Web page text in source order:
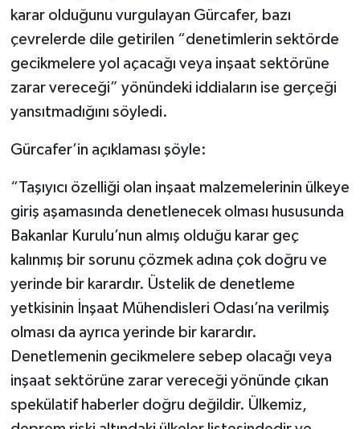
karar olduğunu vurgulayan Gürcafer, bazı
çevrelerde dile getirilen “denetimlerin sektörde
gecikmelere yol açacağı veya inşaat sektörüne
zarar vereceği” yönündeki iddiaların ise gerçeği
yansıtmadığını söyledi.
Gürcafer’in açıklaması şöyle:
“Taşıyıcı özelliği olan inşaat malzemelerinin ülkeye
giriş aşamasında denetlenecek olması hususunda
Bakanlar Kurulu’nun almış olduğu karar geç
kalınmış bir sorunu çözmek adına çok doğru ve
yerinde bir karardır. Üstelik de denetleme
yetkisinin İnşaat Mühendisleri Odası’na verilmiş
olması da ayrıca yerinde bir karardır.
Denetlemenin gecikmelere sebep olacağı veya
inşaat sektörüne zarar vereceği yönünde çıkan
spekülatif haberler doğru değildir. Ülkemiz,